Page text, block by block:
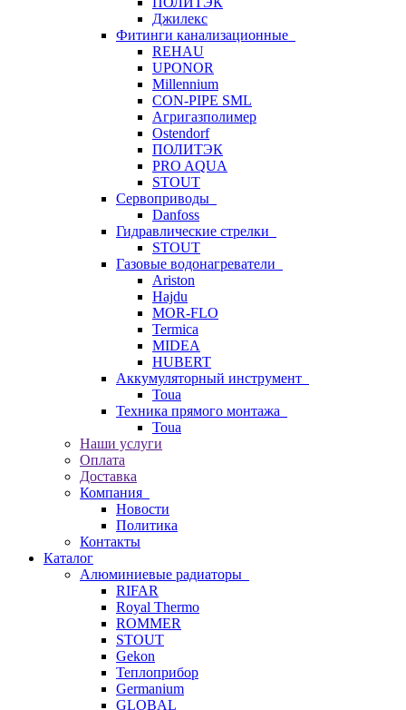
Джилекс
Фитинги канализационные
REHAU
UPONOR
Millennium
CON-PIPE SML
Агригазполимер
Ostendorf
ПОЛИТЭК
PRO AQUA
STOUT
Сервоприводы
Danfoss
Гидравлические стрелки
STOUT
Газовые водонагреватели
Ariston
Hajdu
MOR-FLO
Termica
MIDEA
HUBERT
Аккумуляторный инструмент
Toua
Техника прямого монтажа
Toua
Наши услуги
Оплата
Доставка
Компания
Новости
Политика
Контакты
Каталог
Алюминиевые радиаторы
RIFAR
Royal Thermo
ROMMER
STOUT
Gekon
Теплоприбор
Germanium
GLOBAL